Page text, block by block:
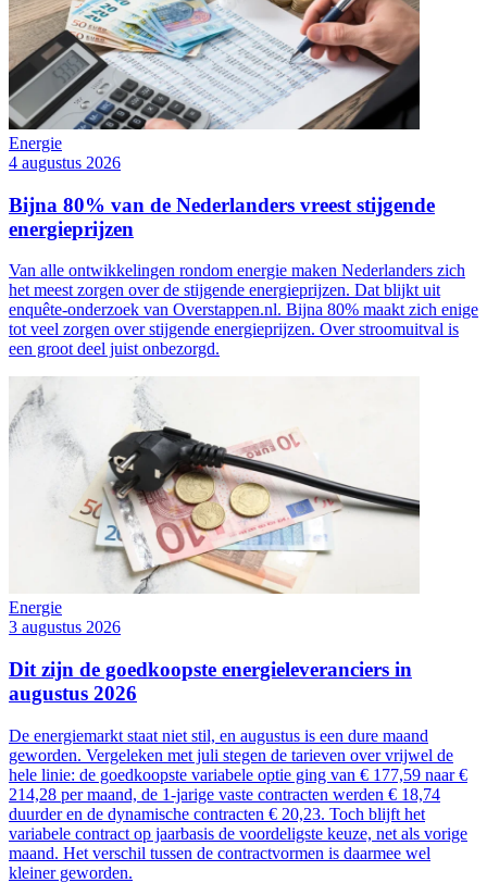
Energie
4 augustus 2026
Bijna 80% van de Nederlanders vreest stijgende
energieprijzen
Van alle ontwikkelingen rondom energie maken Nederlanders zich
het meest zorgen over de stijgende energieprijzen. Dat blijkt uit
enquête-onderzoek van Overstappen.nl. Bijna 80% maakt zich enige
tot veel zorgen over stijgende energieprijzen. Over stroomuitval is
een groot deel juist onbezorgd.
Energie
3 augustus 2026
Dit zijn de goedkoopste energieleveranciers in
augustus 2026
De energiemarkt staat niet stil, en augustus is een dure maand
geworden. Vergeleken met juli stegen de tarieven over vrijwel de
hele linie: de goedkoopste variabele optie ging van € 177,59 naar €
214,28 per maand, de 1-jarige vaste contracten werden € 18,74
duurder en de dynamische contracten € 20,23. Toch blijft het
variabele contract op jaarbasis de voordeligste keuze, net als vorige
maand. Het verschil tussen de contractvormen is daarmee wel
kleiner geworden.